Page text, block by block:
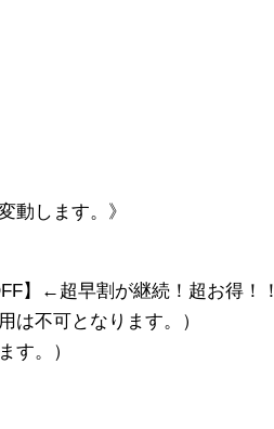
動します。》
】←超早割が継続！超お得！！
は不可となります。）
す。）